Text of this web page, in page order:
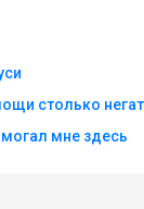
столько
мне здесь